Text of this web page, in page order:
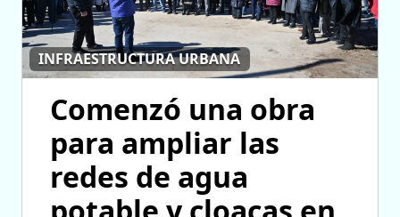
INFRAESTRUCTURA URBANA
Comenzó una obra
para ampliar las
redes de agua